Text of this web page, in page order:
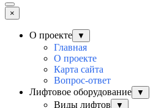
×
О проекте ▼
Главная
О проекте
Карта сайта
Вопрос-ответ
Лифтовое оборудование
▼
Виды лифтов ▼